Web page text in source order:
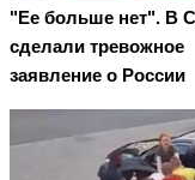
"Ее больше нет". В
сделали тревожное
заявление о России